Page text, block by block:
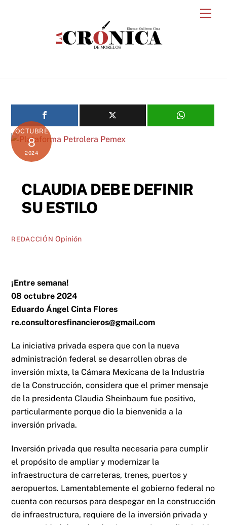
OCTUBRE
8
2024
CLAUDIA DEBE DEFINIR
SU ESTILO
REDACCIÓN Opinión
¡Entre semana!
08 octubre 2024
Eduardo Ángel Cinta Flores
re.consultoresfinancieros@gmail.com
La iniciativa privada espera que con la nueva
administración federal se desarrollen obras de
inversión mixta, la Cámara Mexicana de la Industria
de la Construcción, considera que el primer mensaje
de la presidenta Claudia Sheinbaum fue positivo,
particularmente porque dio la bienvenida a la
inversión privada.
Inversión privada que resulta necesaria para cumplir
el propósito de ampliar y modernizar la
infraestructura de carreteras, trenes, puertos y
aeropuertos. Lamentablemente el gobierno federal no
cuenta con recursos para despegar en la construcción
de infraestructura, requiere de la inversión privada y